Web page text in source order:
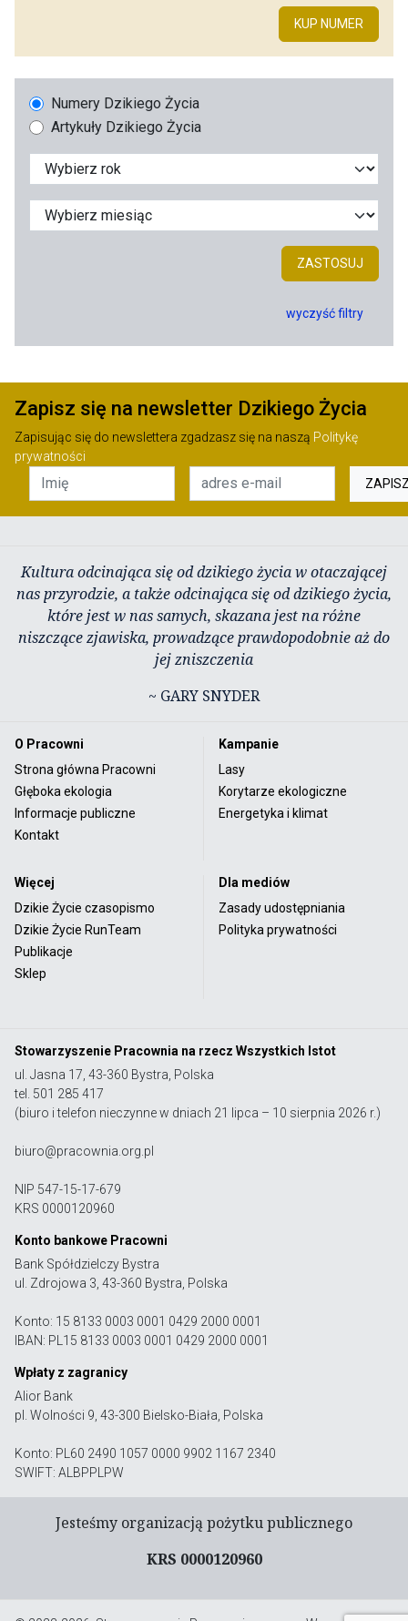
KUP NUMER
Numery Dzikiego Życia
Artykuły Dzikiego Życia
ZASTOSUJ
wyczyść filtry
Zapisz się na newsletter Dzikiego Życia
Zapisując się do newslettera zgadzasz się na naszą Politykę
prywatności
Kultura odcinająca się od dzikiego życia w otaczającej
nas przyrodzie, a także odcinająca się od dzikiego życia,
które jest w nas samych, skazana jest na różne
niszczące zjawiska, prowadzące prawdopodobnie aż do
jej zniszczenia
~ GARY SNYDER
O Pracowni
Strona główna Pracowni
Głęboka ekologia
Informacje publiczne
Kontakt
Kampanie
Lasy
Korytarze ekologiczne
Energetyka i klimat
Więcej
Dzikie Życie czasopismo
Dzikie Życie RunTeam
Publikacje
Sklep
Dla mediów
Zasady udostępniania
Polityka prywatności
Stowarzyszenie Pracownia na rzecz Wszystkich Istot
ul. Jasna 17, 43-360 Bystra, Polska
tel. 501 285 417
(biuro i telefon nieczynne w dniach 21 lipca – 10 sierpnia 2026 r.)
biuro@pracownia.org.pl
NIP 547-15-17-679
KRS 0000120960
Konto bankowe Pracowni
Bank Spółdzielczy Bystra
ul. Zdrojowa 3, 43-360 Bystra, Polska
Konto: 15 8133 0003 0001 0429 2000 0001
IBAN: PL15 8133 0003 0001 0429 2000 0001
Wpłaty z zagranicy
Alior Bank
pl. Wolności 9, 43-300 Bielsko-Biała, Polska
Konto: PL60 2490 1057 0000 9902 1167 2340
SWIFT: ALBPPLPW
Jesteśmy organizacją pożytku publicznego
KRS 0000120960